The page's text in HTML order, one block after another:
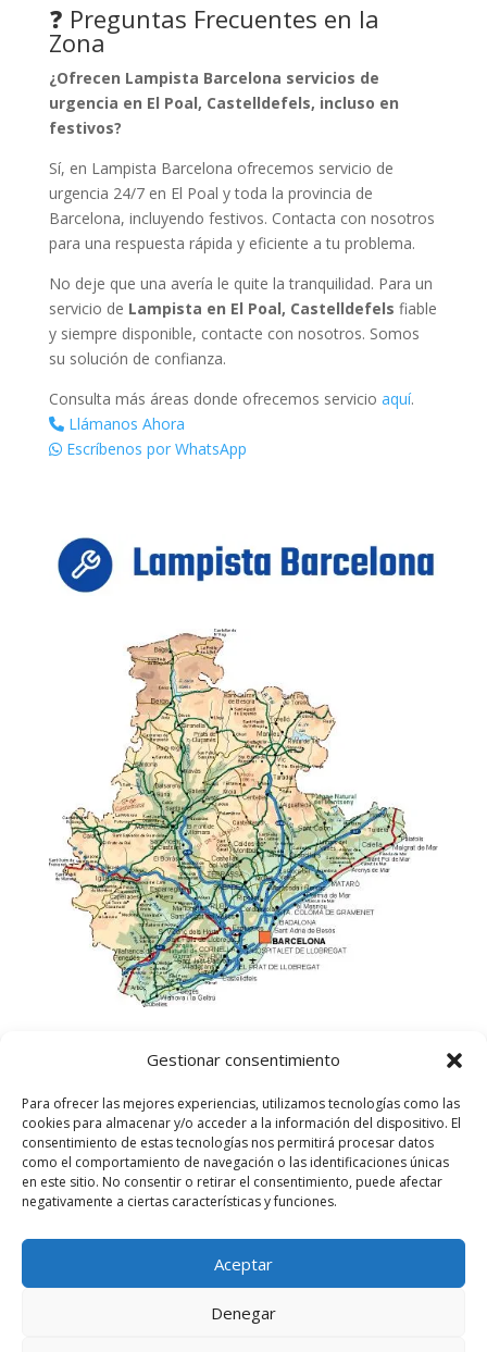
Gestionar consentimiento
Para ofrecer las mejores experiencias, utilizamos tecnologías como las
cookies para almacenar y/o acceder a la información del dispositivo. El
consentimiento de estas tecnologías nos permitirá procesar datos
como el comportamiento de navegación o las identificaciones únicas
en este sitio. No consentir o retirar el consentimiento, puede afectar
negativamente a ciertas características y funciones.
Aceptar
Denegar
❓ Preguntas Frecuentes en la
Zona
¿Ofrecen Lampista Barcelona servicios de
urgencia en El Poal, Castelldefels, incluso en
festivos?
Sí, en Lampista Barcelona ofrecemos servicio de
urgencia 24/7 en El Poal y toda la provincia de
Barcelona, incluyendo festivos. Contacta con nosotros
para una respuesta rápida y eficiente a tu problema.
No deje que una avería le quite la tranquilidad. Para un
servicio de Lampista en El Poal, Castelldefels fiable
y siempre disponible, contacte con nosotros. Somos
su solución de confianza.
Consulta más áreas donde ofrecemos servicio aquí.
Llámanos Ahora
Escríbenos por WhatsApp
Lampista Barcelona. Todos los derechos
reservados.
Política de privacidad